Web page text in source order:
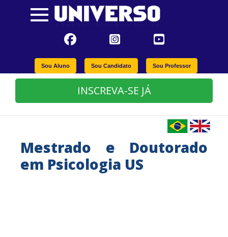
Sou Aluno Sou Candidato Sou Professor
INSCREVA-SE JÁ
Mestrado e Doutorado
em Psicologia US